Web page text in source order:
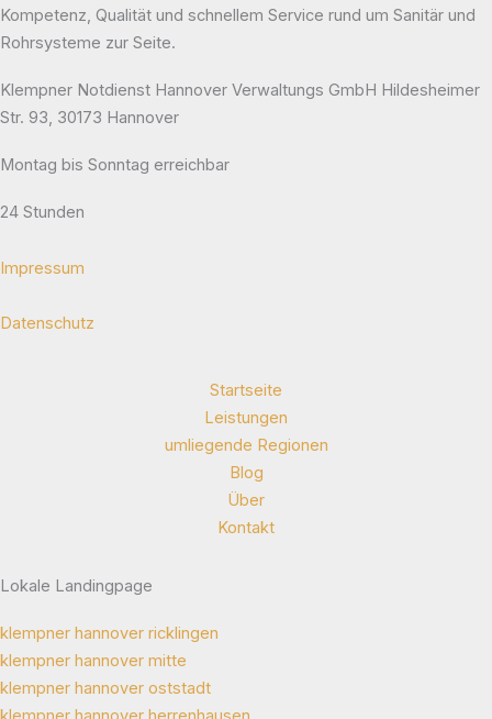
Kompetenz, Qualität und schnellem Service rund um Sanitär und
Rohrsysteme zur Seite.
Klempner Notdienst Hannover Verwaltungs GmbH Hildesheimer
Str. 93, 30173 Hannover
Montag bis Sonntag erreichbar
24 Stunden
Impressum
Datenschutz
Startseite
Leistungen
umliegende Regionen
Blog
Über
Kontakt
Lokale Landingpage
klempner hannover ricklingen
klempner hannover mitte
klempner hannover oststadt